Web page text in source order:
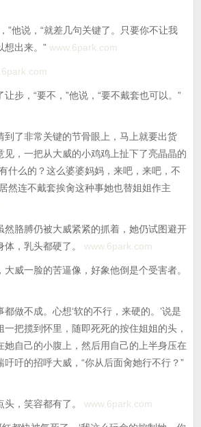
”他说，“就差几句关键了。只要你不让我
想出来。” www.6park.com
步，“要不，”他说，“要不戴套也可以。”
到了非常关键的节骨眼上，马上就要出货
见，一把从大威的小鸡鸡上扯下了亮晶晶的
什么的？这么婆婆妈妈，来吧，来吧，不
然连不戴套挨肏这种事她也替姐姐作主
然胳膊仍被大威紧紧的抓着，她仍试图避开
，乳头都硬了。
www.6park.com
威一脸的苦逼像，好象他倒是个受害者。
做不成。心想‘软的不行，来硬的。’说是
把揽到怀里，随即死死的按住姐姐的头，
她自己的小腹上，然后用自己的上半身压在
吁的招呼大威，“你从后面肏她行不行？”
，笑容都有了。 www.6park.com